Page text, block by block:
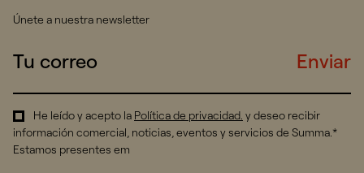
Únete a nuestra newsletter
Enviar
He leído y acepto la Política de privacidad. y deseo recibir
información comercial, noticias, eventos y servicios de Summa.*
Estamos presentes em